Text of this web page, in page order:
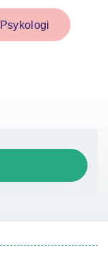
Psykologi